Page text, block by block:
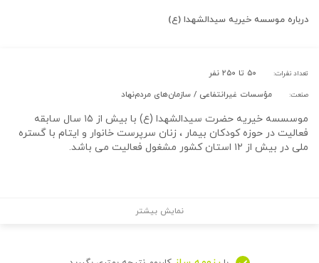
درباره موسسه خیریه سیدالشهدا (ع)
تعداد نفرات: ۵۰ تا ۲۵۰ نفر
صنعت: مؤسسات غیرانتفاعی / سازمان‌های مردم‌نهاد
موسسسه خیریه حضرت سیدالشهدا (ع) با بیش از ۱۵ سال سابقه
فعالیت در حوزه کودکان بیمار ، زنان سرپرست خانوار و ایتام با گستره
ملی در بیش از ۱۲ استان کشور مشغول فعالیت می باشد.
نمایش بیشتر